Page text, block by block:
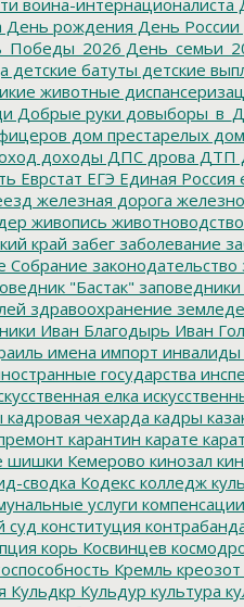
День рождения День России
детские батуты детские
животные
Добрые руки
дом престарелых
доходы ДПС дрова ДТП
Еврстат ЕГЭ Единая Россия
железная дорога
живопись животноводство
край забег заболевание
Собрание законодательство
"Бастак" заповедники
здравоохранение
Иван Благодырь Иван
имена импорт инвалиды
государства
елка
кадровая чехарда кадры
карантин карате
шишки Кемерово кинозал
сводка Кодекс колледж
услуги компенсации
суд конституция
корь Косвинцев
Кремль креозот
Кульдкр Кульдур культура